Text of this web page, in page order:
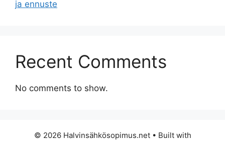
ja ennuste
Recent Comments
No comments to show.
© 2026 Halvinsähkösopimus.net• Built with